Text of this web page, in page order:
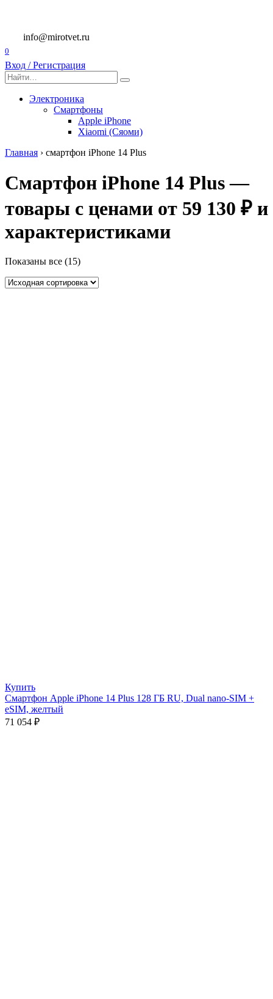
содержанию
info@mirotvet.ru
0
Вход / Регистрация
Search
for:
Электроника
Смартфоны
Apple iPhone
Xiaomi (Сяоми)
Главная › смартфон iPhone 14 Plus
Смартфон iPhone 14 Plus —
товары с ценами от 59 130 ₽ и
характеристиками
Показаны все (15)
Купить
Смартфон Apple iPhone 14 Plus 128 ГБ RU, Dual nano-SIM +
eSIM, желтый
71 054 ₽